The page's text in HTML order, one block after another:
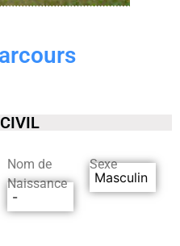
Nom de
Naissance
-
Sexe
Masculin